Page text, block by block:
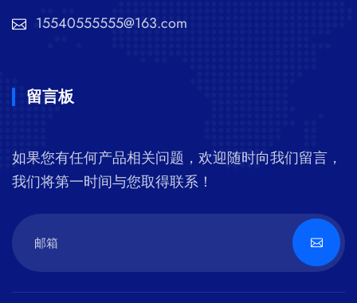
15540555555@163.com
留言板
如果您有任何产品相关问题，欢迎随时向我们留言，
我们将第一时间与您取得联系！